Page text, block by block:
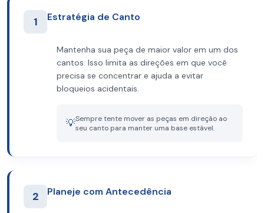
1 Estratégia de Canto
Mantenha sua peça de maior valor em um dos
cantos. Isso limita as direções em que você
precisa se concentrar e ajuda a evitar
bloqueios acidentais.
💡Sempre tente mover as peças em direção ao
seu canto para manter uma base estável.
2 Planeje com Antecedência